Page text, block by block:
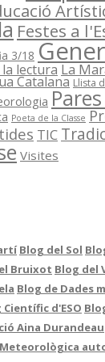
Festes a
3/18
lecturaLa
Catalana Llista
Poeta de la Classe
TIC
Visites
Blog del Sol
Bruixot Blog del
Blog de Dades
Científic d'ESO
Aina Durandeau